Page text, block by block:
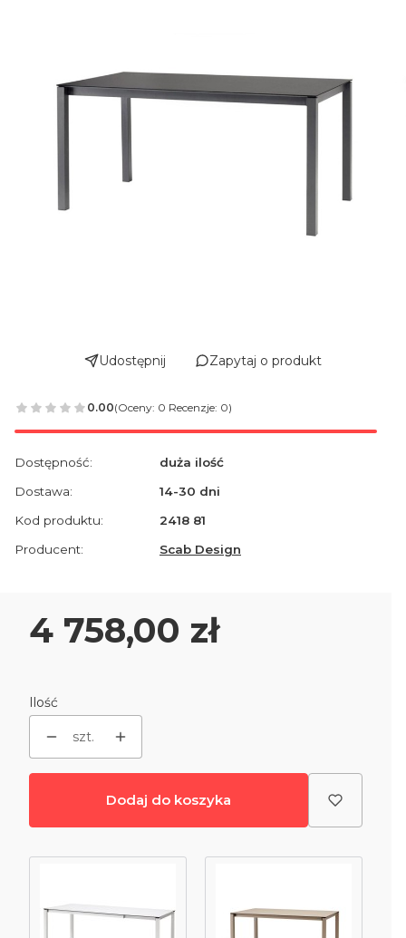
Udostępnij Zapytaj o produkt
0.00(Oceny: 0 Recenzje: 0)
Dostępność:
duża ilość
Dostawa:
14-30 dni
Kod produktu:
2418 81
Producent:
Scab Design
Cena
4 758,00 zł
Ilość
szt.
Dodaj do koszyka